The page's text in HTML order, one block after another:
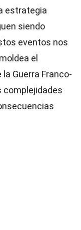
estrategia
siendo
eventos nos
el
Guerra Franco-
complejidades